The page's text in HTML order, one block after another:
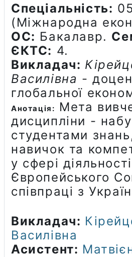
Спеціальність:
(Міжнародна
ОС: Бакалавр.
ЄКТС: 4.
Викладач:
Василівна -
глобальної
Анотація:
Мета
дисципліни -
студентами
навичок та
у сфері діяльності
Європейського
співпраці з
Викладач:
Василівна
Асистент: